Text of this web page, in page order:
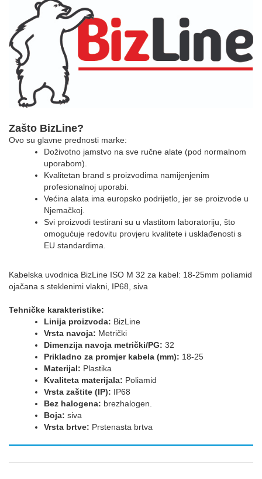
Zašto BizLine?
Ovo su glavne prednosti marke:
Doživotno jamstvo na sve ručne alate (pod normalnom
uporabom).
Kvalitetan brand s proizvodima namijenjenim
profesionalnoj uporabi.
Većina alata ima europsko podrijetlo, jer se proizvode u
Njemačkoj.
Svi proizvodi testirani su u vlastitom laboratoriju, što
omogućuje redovitu provjeru kvalitete i usklađenosti s
EU standardima.
Kabelska uvodnica BizLine ISO M 32 za kabel: 18-25mm poliamid
ojačana s steklenimi vlakni, IP68, siva
Tehničke karakteristike:
Linija proizvoda: BizLine
Vrsta navoja: Metrički
Dimenzija navoja metrički/PG: 32
Prikladno za promjer kabela (mm): 18-25
Materijal: Plastika
Kvaliteta materijala: Poliamid
Vrsta zaštite (IP): IP68
Bez halogena: brezhalogen.
Boja: siva
Vrsta brtve: Prstenasta brtva